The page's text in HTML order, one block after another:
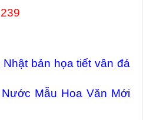
bản họa tiết vân đá
Mẫu Hoa Văn Mới